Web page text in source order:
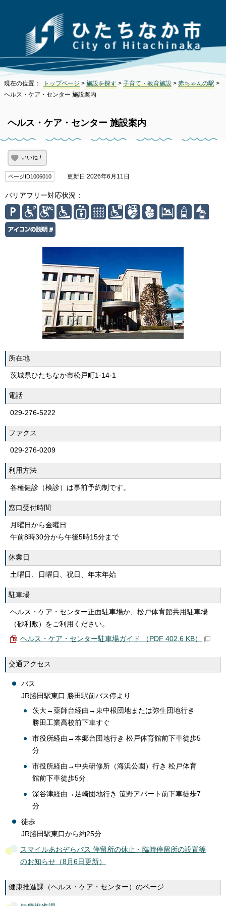
現在の位置： トップページ > 施設を探す > 子育て・教育施設 > 赤ちゃんの駅 >
ヘルス・ケア・センター 施設案内
ヘルス・ケア・センター 施設案内
いいね！
ページID1006010 更新日 2026年6月11日
バリアフリー対応状況：
所在地
茨城県ひたちなか市松戸町1-14-1
電話
029-276-5222
ファクス
029-276-0209
利用方法
各種健診（検診）は事前予約制です。
窓口受付時間
月曜日から金曜日
午前8時30分から午後5時15分まで
休業日
土曜日、日曜日、祝日、年末年始
駐車場
ヘルス・ケア・センター正面駐車場か、松戸体育館共用駐車場
（砂利敷）をご利用ください。
ヘルス・ケア・センター駐車場ガイド （PDF 402.6 KB）
交通アクセス
バス
JR勝田駅東口 勝田駅前バス停より
茨大→薬師台経由→東中根団地または弥生団地行き
勝田工業高校前下車すぐ
市役所経由→本郷台団地行き 松戸体育館前下車徒歩5
分
市役所経由→中央研修所（海浜公園）行き 松戸体育
館前下車徒歩5分
深谷津経由→足崎団地行き 笹野アパート前下車徒歩7
分
徒歩
JR勝田駅東口から約25分
スマイルあおぞらバス 停留所の休止・臨時停留所の設置等
のお知らせ（8月6日更新）
健康推進課（ヘルス・ケア・センター）のページ